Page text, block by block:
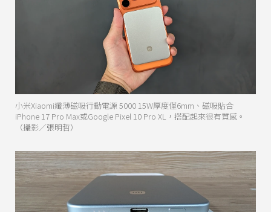
小米Xiaomi纖薄磁吸行動電源 5000 15W厚度僅6mm、磁吸貼合
iPhone 17 Pro Max或Google Pixel 10 Pro XL，搭配起來很有質感。
（攝影／張明哲）